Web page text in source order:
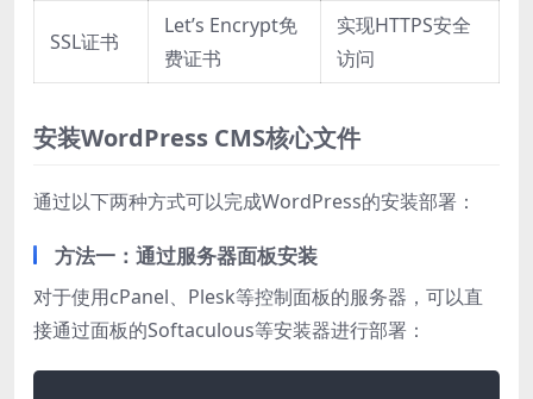
SSL证书
Let’s Encrypt免
费证书
实现HTTPS安全
访问
安装WordPress CMS核心文件
通过以下两种方式可以完成WordPress的安装部署：
方法一：通过服务器面板安装
对于使用cPanel、Plesk等控制面板的服务器，可以直
接通过面板的Softaculous等安装器进行部署：